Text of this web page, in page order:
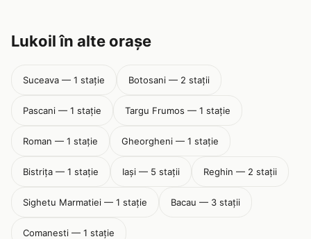
Lukoil în alte orașe
Suceava — 1 stație Botosani — 2 stații
Pascani — 1 stație Targu Frumos — 1 stație
Roman — 1 stație Gheorgheni — 1 stație
Bistriţa — 1 stație Iaşi — 5 stații Reghin — 2 stații
Sighetu Marmatiei — 1 stație Bacau — 3 stații
Comanesti — 1 stație